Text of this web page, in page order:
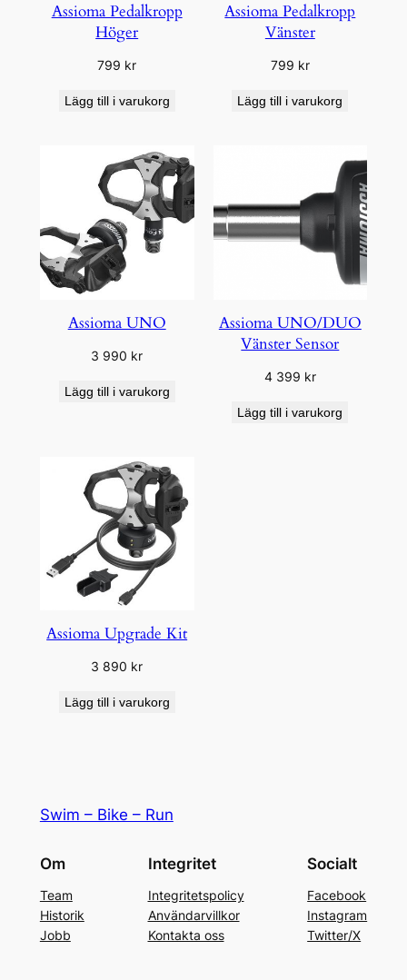
Assioma Pedalkropp
Höger
799 kr
Lägg till i varukorg
Assioma Pedalkropp
Vänster
799 kr
Lägg till i varukorg
Assioma UNO
3 990 kr
Lägg till i varukorg
Assioma UNO/DUO
Vänster Sensor
4 399 kr
Lägg till i varukorg
Assioma Upgrade Kit
3 890 kr
Lägg till i varukorg
Swim – Bike – Run
Om
Team
Historik
Jobb
Integritet
Integritetspolicy
Användarvillkor
Kontakta oss
Socialt
Facebook
Instagram
Twitter/X